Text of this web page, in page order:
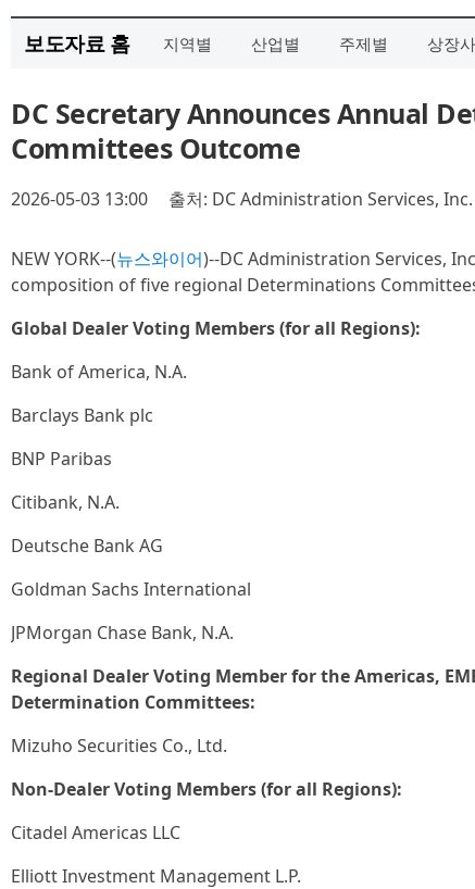
보도자료 홈 지역별 산업별 주제별 상장사
DC Secretary Announces Annual
Committees Outcome
2026-05-03 13:00 출처: DC Administration Services, Inc.
NEW YORK--(뉴스와이어)--DC Administration Services,
composition of five regional Determinations
Global Dealer Voting Members (for all Regions):
Bank of America, N.A.
Barclays Bank plc
BNP Paribas
Citibank, N.A.
Deutsche Bank AG
Goldman Sachs International
JPMorgan Chase Bank, N.A.
Regional Dealer Voting Member for the Americas,
Determination Committees:
Mizuho Securities Co., Ltd.
Non-Dealer Voting Members (for all Regions):
Citadel Americas LLC
Elliott Investment Management L.P.